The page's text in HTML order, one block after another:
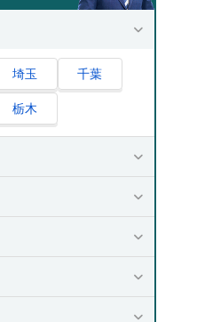
埼玉 千葉
栃木